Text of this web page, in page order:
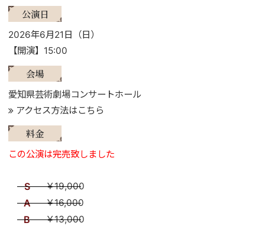
公演日
2026年6月21日（日）
【開演】15:00
会場
愛知県芸術劇場コンサートホール
アクセス方法はこちら
料金
この公演は完売致しました
S ￥19,000
A ￥16,000
B ￥13,000